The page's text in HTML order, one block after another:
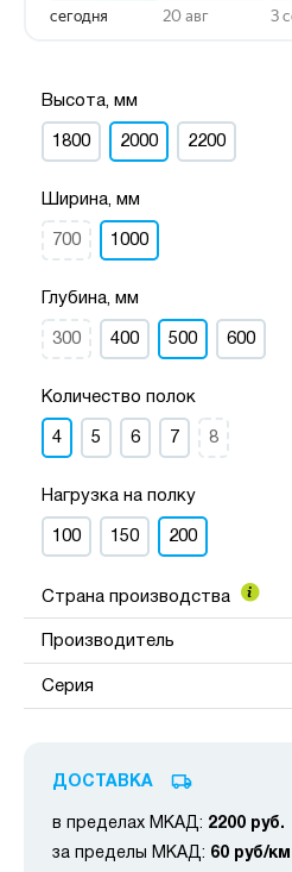
Высота, мм
1800 2000 2200
Ширина, мм
700 1000
Глубина, мм
300 400 500 600
Количество полок
4 5 6 7 8
Нагрузка на полку
100 150 200
Страна производства
Производитель
Серия
ДОСТАВКА
в пределах МКАД: 2200 руб.
за пределы МКАД: 60 руб/км